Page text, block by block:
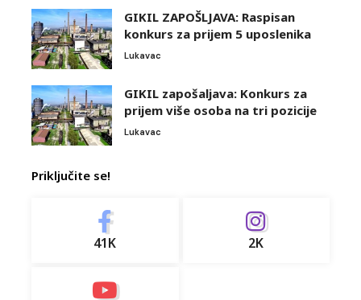
GIKIL ZAPOŠLJAVA: Raspisan
konkurs za prijem 5 uposlenika
Lukavac
GIKIL zapošaljava: Konkurs za
prijem više osoba na tri pozicije
Lukavac
Priključite se!
41K 2K